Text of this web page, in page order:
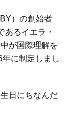
）の創始者
あるイエラ・
が国際理解を
に制定しまし
日にちなんだ